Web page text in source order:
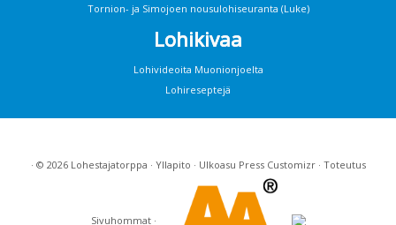
Tornion- ja Simojoen nousulohiseuranta (Luke)
Lohikivaa
Lohivideoita Muonionjoelta
Lohireseptejä
· © 2026 Lohestajatorppa · Yllapito · Ulkoasu Press Customizr· Toteutus
Sivuhommat·